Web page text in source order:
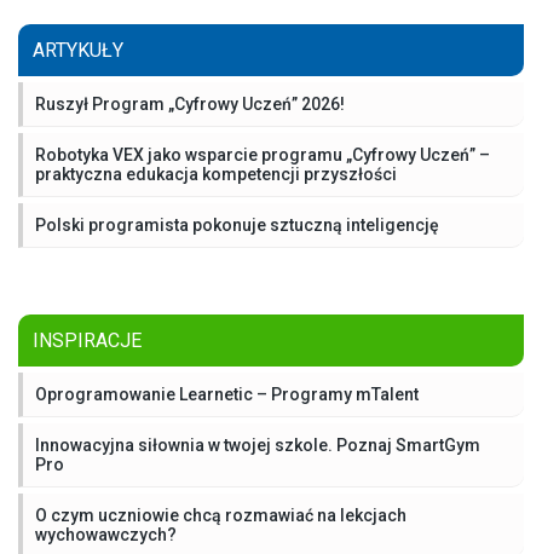
ARTYKUŁY
Ruszył Program „Cyfrowy Uczeń” 2026!
Robotyka VEX jako wsparcie programu „Cyfrowy Uczeń” –
praktyczna edukacja kompetencji przyszłości
Polski programista pokonuje sztuczną inteligencję
INSPIRACJE
Oprogramowanie Learnetic – Programy mTalent
Innowacyjna siłownia w twojej szkole. Poznaj SmartGym
Pro
O czym uczniowie chcą rozmawiać na lekcjach
wychowawczych?